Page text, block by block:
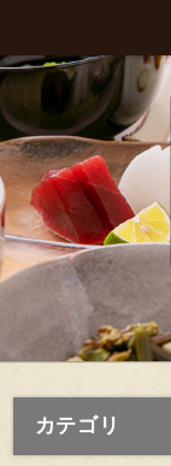
カテゴリ